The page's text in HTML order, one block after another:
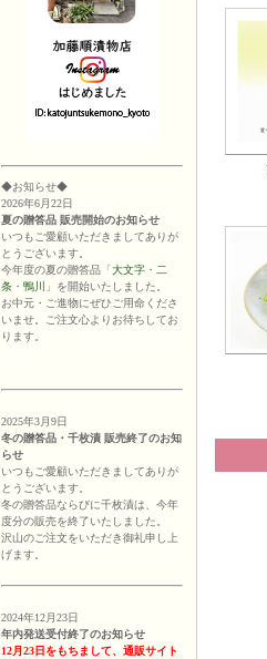
◆お知らせ◆
2026年6月22日
夏の贈答品 販売開始のお知らせ
いつもご愛顧いただきましてありが
とうございます。
今年度の夏の贈答品「大文字 ・ 二
条 ・ 鴨川
」を開始いたしました。
お中元・ご進物にぜひご用命くださ
いませ。ご注文心よりお待ちしてお
ります。
2025年3月9日
冬の贈答品・千枚漬 販売終了のお知
らせ
いつもご愛顧いただきましてありが
とうございます。
冬の贈答品ならびに千枚漬は、今年
度分の販売を終了いたしました。
沢山のご注文をいただき御礼申し上
げます。
2024年12月23日
年内発送受付終了のお知らせ
12月23日をもちまして、通販サイト